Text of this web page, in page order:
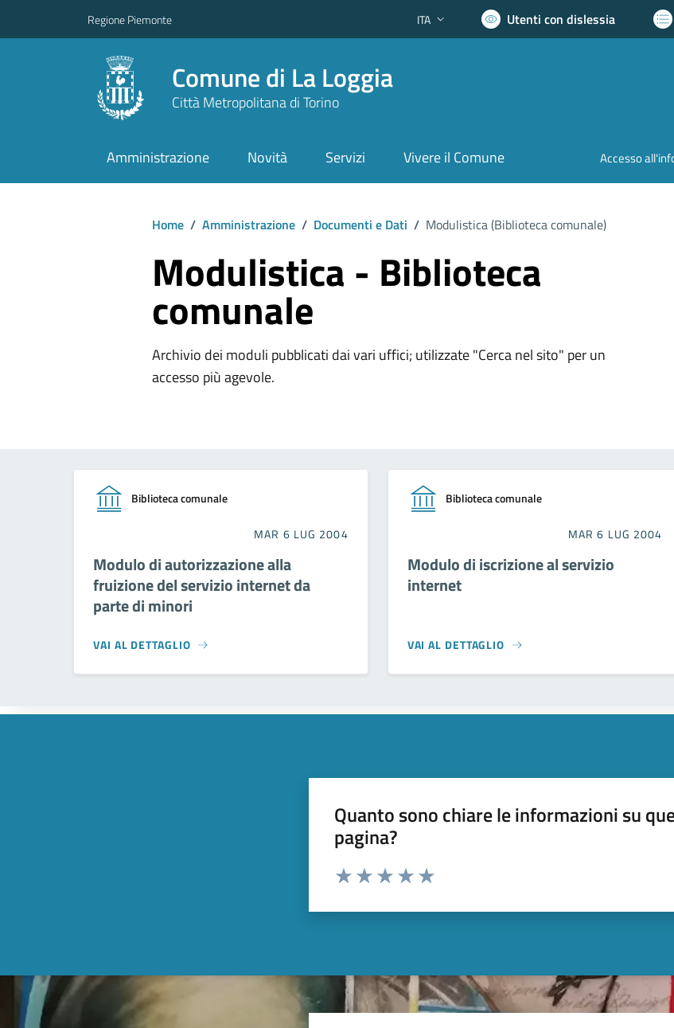
Regione Piemonte Lingua attiva:
ITA Utenti con dislessia
Comune di La Loggia
Città Metropolitana di Torino
Amministrazione Novità Servizi Vivere il Comune Accesso
Home / Amministrazione / Documenti e Dati / Modulistica (Biblioteca comunale)
Modulistica - Biblioteca
comunale
Archivio dei moduli pubblicati dai vari uffici; utilizzate "Cerca nel sito" per un
accesso più agevole.
Biblioteca comunale
MAR 6 LUG 2004
Modulo di autorizzazione alla
fruizione del servizio internet da
parte di minori
VAI AL DETTAGLIO
Biblioteca comunale
MAR 6 LUG 2004
Modulo di iscrizione al servizio
internet
VAI AL DETTAGLIO
Quanto sono chiare le informazioni su
pagina?
Valuta da 1 a 5 stelle la pagina